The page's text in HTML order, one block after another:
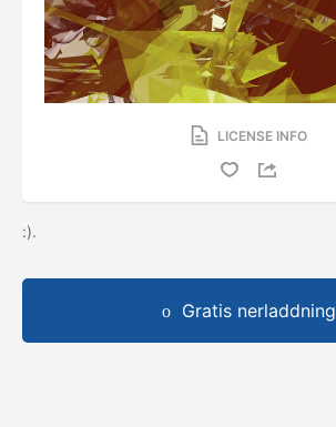
LICENSE INFO
:).
Gratis nerladdning